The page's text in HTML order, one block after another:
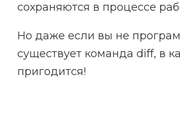
сохраняются в процессе
Но даже если вы не
существует команда diff, в
пригодится!